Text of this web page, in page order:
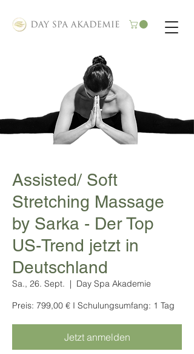
Assisted/ Soft
Stretching Massage
by Sarka - Der Top
US-Trend jetzt in
Deutschland
Sa., 26. Sept.
  |
Day Spa Akademie
Preis: 799,00 € I Schulungsumfang: 1 Tag
Jetzt anmelden